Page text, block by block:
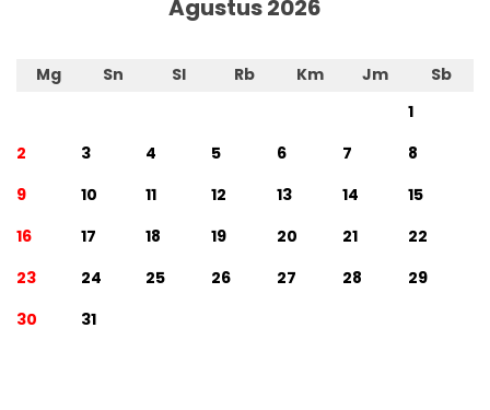
Agustus 2026
Mg Sn Sl Rb Km Jm
Sb
1
2
3 4 5 6 7
8
9
10 11 12 13 14
15
16
17 18 19 20 21
22
23
24 25 26 27 28
29
30
31